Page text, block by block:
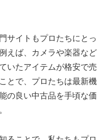
サイトもプロたちにとっ
えば、カメラや楽器など
いたアイテムが格安で売
とで、プロたちは最新機
の良い中古品を手頃な価